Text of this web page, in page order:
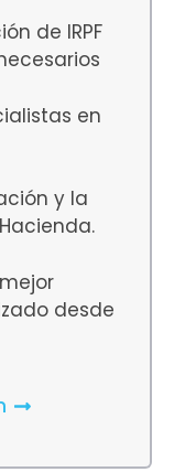
de IRPF
en
y la
desde